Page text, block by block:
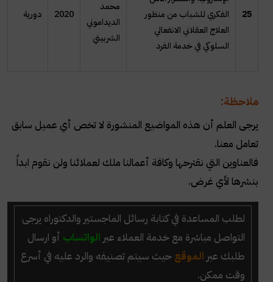
25
الفكري للشباب من منظور
العلاج العقلاني الانفعالي
السلوكي في خدمة الفرد
محمد
الديداموني
الشربيني
2020 دورية
ملاحظة:
يرجى العلم أن هذه المواضيع المنشورة لا تخص أي عميل سابق
تعامل معنا.
فالعناوين التي نقترحها وكافة أعمالنا ملك لعملائنا ولن نقوم ابداً
بنشرها لأي غرض.
لطلب المساعدة في كتابة رسائل الماجستير والدكتوراه يرجى
التواصل مباشرة مع خدمة العملاء عبر الواتساب أو ارسال
طلبك عبر الموقع حيث سيتم تصنيفه والرد عليه في أسرع
وقت ممكن.